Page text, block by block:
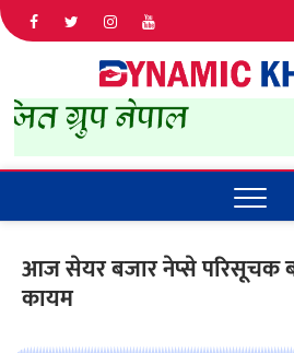
आज सेयर बजार नेप्से परिसूचक
कायम